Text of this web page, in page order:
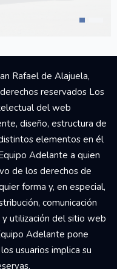
Rafael de Alajuela,
reservados Los
del web
diseño, estructura de
elementos en él
Adelante a quien
de los derechos de
forma y, en especial,
comunicación
y utilización del sitio web
Adelante pone
usuarios implica su